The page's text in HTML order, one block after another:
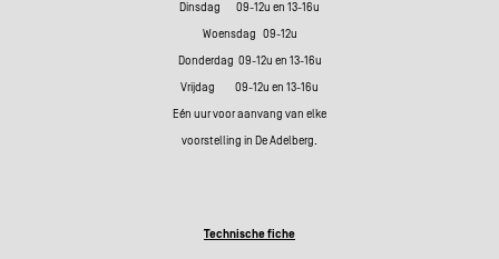
Dinsdag 09-12u en 13-16u
Woensdag 09-12u
Donderdag 09-12u en 13-16u
Vrijdag 09-12u en 13-16u
Eén uur voor aanvang van elke
voorstelling in De Adelberg.
Technische fiche